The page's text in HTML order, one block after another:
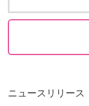
ニュースリリース